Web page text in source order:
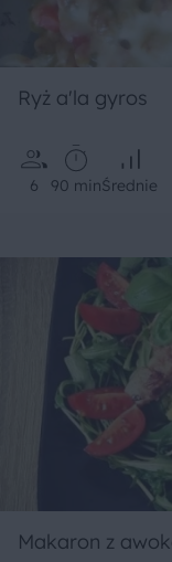
Ryż a'la gyros
6 90 minŚrednie
Makaron z